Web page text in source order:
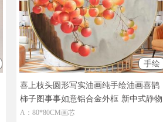
手绘
喜上枝头圆形写实油画纯手绘油画喜鹊
柿子图事事如意铝合金外框 新中式静物
写实柿子油画
A：80*80CM画芯